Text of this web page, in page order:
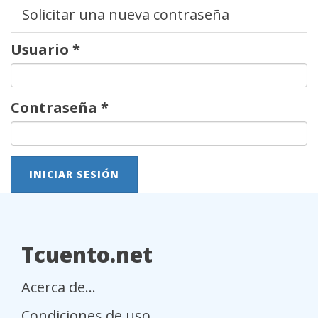
Solicitar una nueva contraseña
Usuario *
Contraseña *
INICIAR SESIÓN
Tcuento.net
Acerca de...